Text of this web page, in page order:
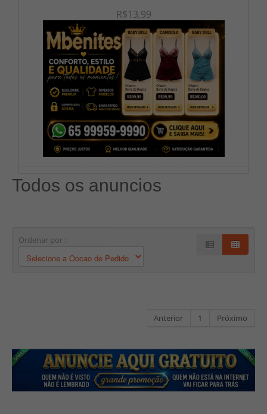
R$13,99
Todos os anuncios
Ordenar por :
Anterior 1 Próximo